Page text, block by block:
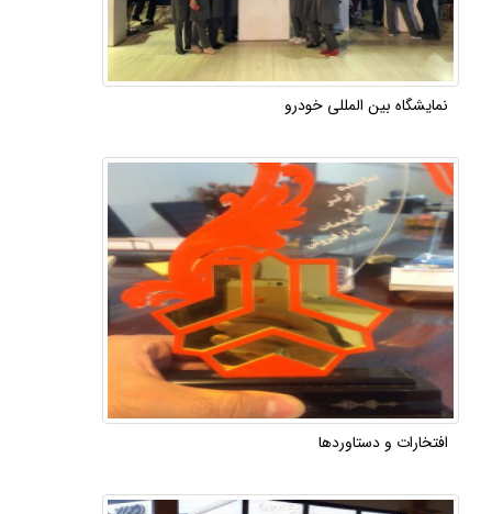
نمایشگاه بین المللی خودرو
افتخارات و دستاوردها